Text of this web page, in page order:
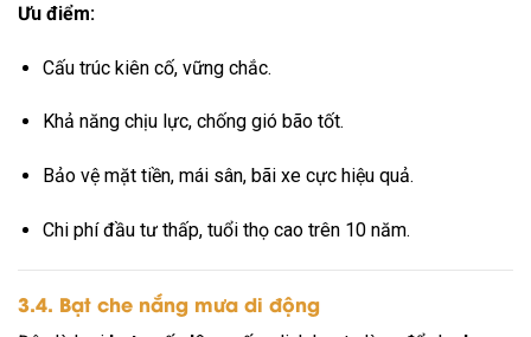
Ưu điểm:
Cấu trúc kiên cố, vững chắc.
Khả năng chịu lực, chống gió bão tốt.
Bảo vệ mặt tiền, mái sân, bãi xe cực hiệu quả.
Chi phí đầu tư thấp, tuổi thọ cao trên 10 năm.
3.4. Bạt che nắng mưa di động